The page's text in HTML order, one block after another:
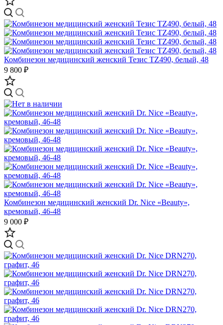
Комбинезон медицинский женский Тезис TZ490, белый, 48
9 800 ₽
Комбинезон медицинский женский Dr. Nice «Beauty»,
кремовый, 46-48
9 000 ₽